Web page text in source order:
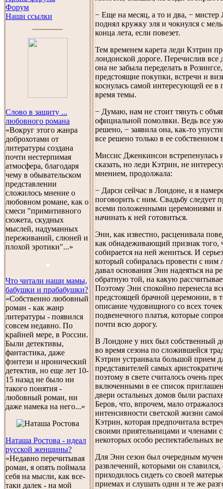
Форум
Наши ссылки
Слово в защиту ...
любовного романа
«Вокруг этого жанра
доброхотами от
литературы создана
почти нестерпимая
атмосфера, благодаря
чему в обывательском
представлении
сложилось мнение о
любовном романе, как о
смеси "примитивного
сюжета, скудных
мыслей, надуманных
переживаний, слюней и
плохой эротики"...»
Что читали наши мамы,
бабушки и прабабушки?
«Собственно любовный
роман - как жанр
литературы - появился
совсем недавно. По
крайней мере, в России.
Были детективы,
фантастика, даже
фэнтези и иронический
детектив, но еще лет 10-
15 назад не было ни
такого понятия -
любовный роман, ни
даже намека на него...»
Наташа Ростова - идеал
русской женщины?
«Недавно перечитывая
роман, я опять поймала
себя на мысли, как все-
таки далек - на мой
− Еще на месяц, а то и два, − мистер
поднял кружку эля и чокнулся с
конца лета, если повезет.
Тем временем карета леди Кэтрин
лондонской дороге. Перечислив все
она не забыла переделать в
предстоящие покупки, встречи и
коснулась самой интересующей ее в
время темы.
− Думаю, нам не стоит тянуть с
официальной помолвки. Ведь все
решено, − заявила она, как-то
все решено только в ее собственном
Миссис Дженкинсон встрепенулась
сказать, но леди Кэтрин, не
мнением, продолжала:
− Дарси сейчас в Лондоне, и я
поговорить с ним. Свадьбу следует
всеми положенными церемониями и
начинать к ней готовиться.
Энн, как известно, расценивала
как обнадеживающий признак того,
собирается на ней жениться. И
который собиралась провести с ним
давал основания Энн надеяться на
обратную той, на какую
Поэтому Энн спокойно перенесла
предстоящей брачной церемонии, в
описание чудовищного со всех
подвенечного платья, которые
почти всю дорогу.
В Лондоне у них был собственный
во время сезона по сложившейся
Кэтрин устраивала большой прием
представителей самых
поэтому в свете считалось очень
включенными в ее список
двери остальных домов были
Беров, что, впрочем, мало
интенсивности светской жизни
Кэтрин, которая предпочитала
своими приятельницами и членами
некоторых особо респектабельных
Для Энн сезон был очередным
развлечений, которыми он славился,
приходилось сидеть со своей
приемах и слушать одни и те же